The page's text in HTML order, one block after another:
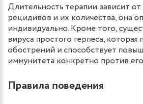
Длительность терапии зависит от
рецидивов и их количества, она
индивидуально. Кроме того,
вируса простого герпеса, которая
обострений и способствует
иммунитета конкретно против
Правила поведения